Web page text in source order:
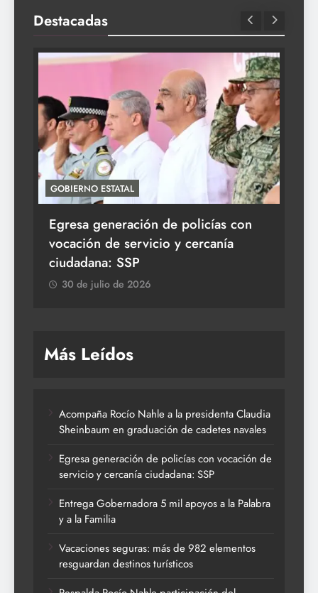
Destacadas
GOBIERNO ESTATAL
Egresa generación de policías con
vocación de servicio y cercanía
ciudadana: SSP
30 de julio de 2026
Más Leídos
Acompaña Rocío Nahle a la presidenta Claudia
Sheinbaum en graduación de cadetes navales
Egresa generación de policías con vocación de
servicio y cercanía ciudadana: SSP
Entrega Gobernadora 5 mil apoyos a la Palabra
y a la Familia
Vacaciones seguras: más de 982 elementos
resguardan destinos turísticos